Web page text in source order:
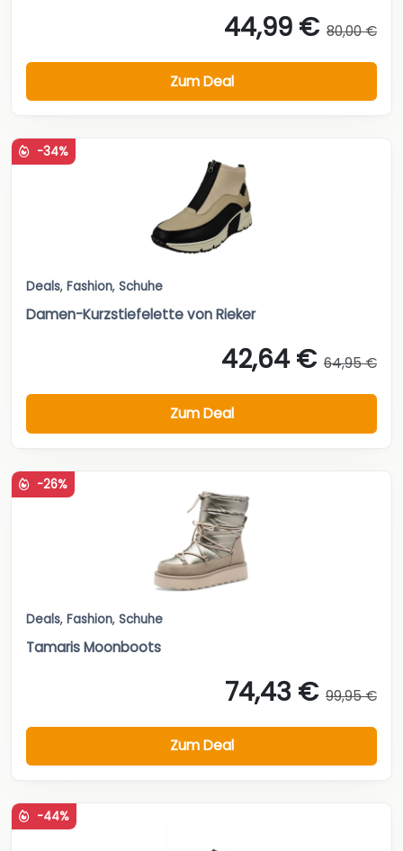
44,99 € 80,00 €
Zum Deal
-34%
Deals, Fashion, Schuhe
Damen-Kurzstiefelette von Rieker
42,64 € 64,95 €
Zum Deal
-26%
Deals, Fashion, Schuhe
Tamaris Moonboots
74,43 € 99,95 €
Zum Deal
-44%